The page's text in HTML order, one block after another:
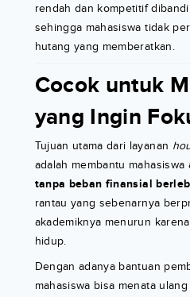
rendah dan kompetitif
sehingga mahasiswa tidak
hutang yang memberatkan.
Cocok untuk
yang Ingin
Tujuan utama dari layanan
adalah membantu
tanpa beban finansial
rantau yang sebenarnya
akademiknya menurun
hidup.
Dengan adanya bantuan
mahasiswa bisa menata